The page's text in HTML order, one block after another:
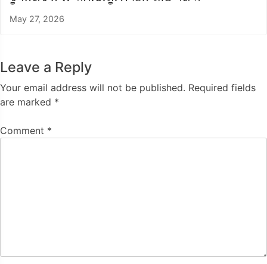
May 27, 2026
Leave a Reply
Your email address will not be published. Required fields
are marked *
Comment *